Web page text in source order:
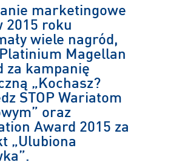
marketingowe
2015 roku
wiele nagród,
Magellan
za kampanię
„Kochasz?
STOP Wariatom
oraz
Award 2015 za
„Ulubiona